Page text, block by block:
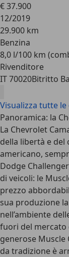
€ 37.900
12/2019
29.900 km
Benzina
8,0 l/100 km
Rivenditore
IT 70020Bitritto Ba
Visualizza tutte
Panoramica: la
La Chevrolet
della libertà e del
americano,
Dodge
di veicoli: le
prezzo
sua produzione
nell’ambiente
fuori del mercato
generose
da tradizione è